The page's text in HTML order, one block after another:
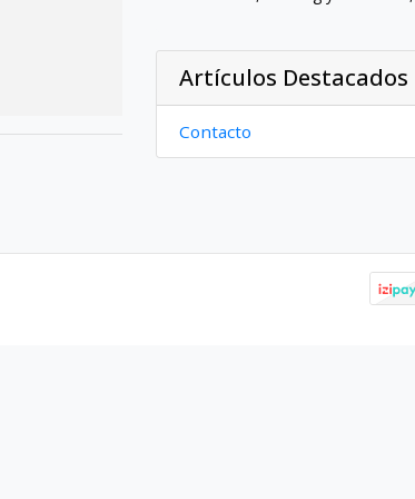
Artículos Destacados
Contacto